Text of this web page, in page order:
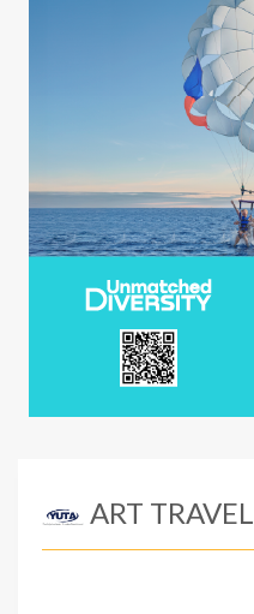
ART TRAVEL